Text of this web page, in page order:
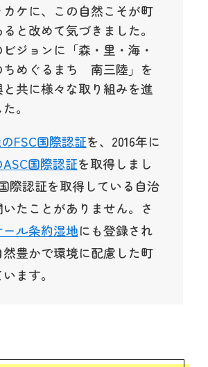
ケに、この自然こそが町
と改めて気づきました。
ジョンに「森・里・海・
めぐるまち 南三陸」を
共に様々な取り組みを進
。
FSC国際認証を、2016年に
国際認証を取得しまし
際認証を取得している自治
たことがありません。さ
ール条約湿地にも登録され
豊かで環境に配慮した町
ます。